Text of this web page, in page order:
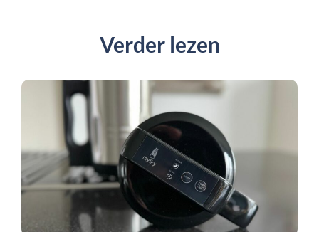
Verder lezen